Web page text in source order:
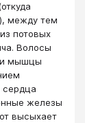
между тем
потовых
Волосы
и мышцы
сердца
железы
высыхает